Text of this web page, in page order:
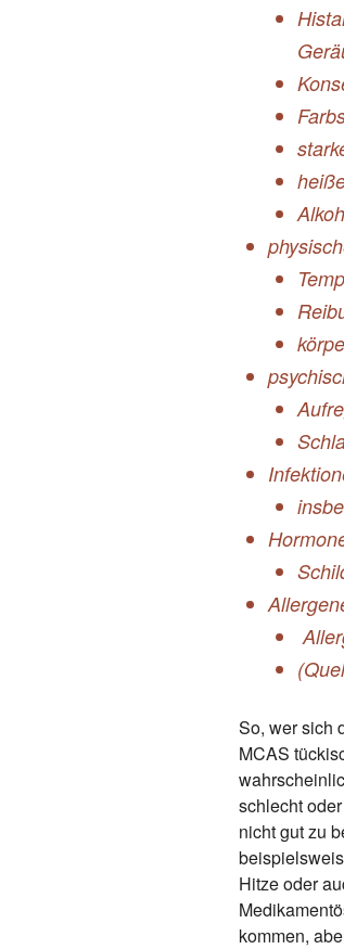
So, wer sich
MCAS
schlecht
nicht gut zu
Hitze oder
kommen,